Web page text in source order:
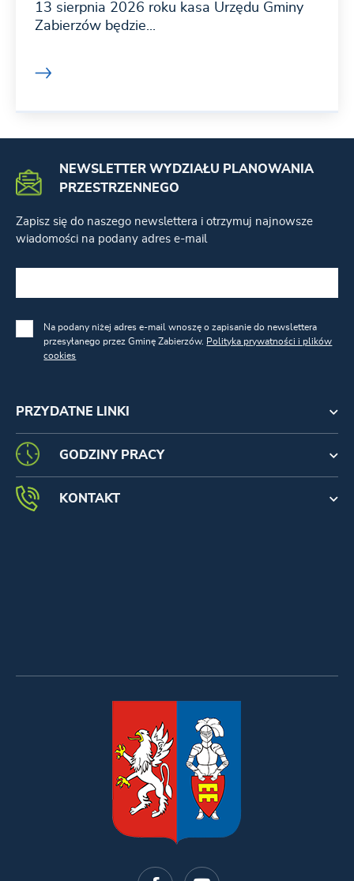
13 sierpnia 2026 roku kasa Urzędu Gminy
Zabierzów będzie...
PRZYDATNE LINKI
NEWSLETTER WYDZIAŁU PLANOWANIA
PRZESTRZENNEGO
Zapisz się do naszego newslettera i otrzymuj najnowsze
wiadomości na podany adres e-mail
Na podany niżej adres e-mail wnoszę o zapisanie do newslettera
przesyłanego przez Gminę Zabierzów. Polityka prywatności i plików
cookies
GODZINY PRACY
KONTAKT